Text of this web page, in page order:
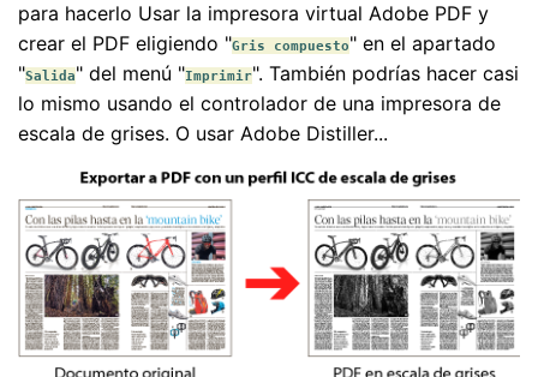
para hacerlo Usar la impresora virtual Adobe PDF y
crear el PDF eligiendo "Gris compuesto" en el apartado
"Salida" del menú "Imprimir". También podrías hacer casi
lo mismo usando el controlador de una impresora de
escala de grises. O usar Adobe Distiller...